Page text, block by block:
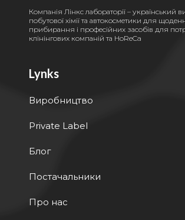
Компанія Лінкс лабораторії – український
побутової хімії та автокосметики для
прибирання і професійних засобів для
клінінгових компаній та HoReCa
Lynks
Виробництво
Private Label
Блог
Постачальники
Про нас